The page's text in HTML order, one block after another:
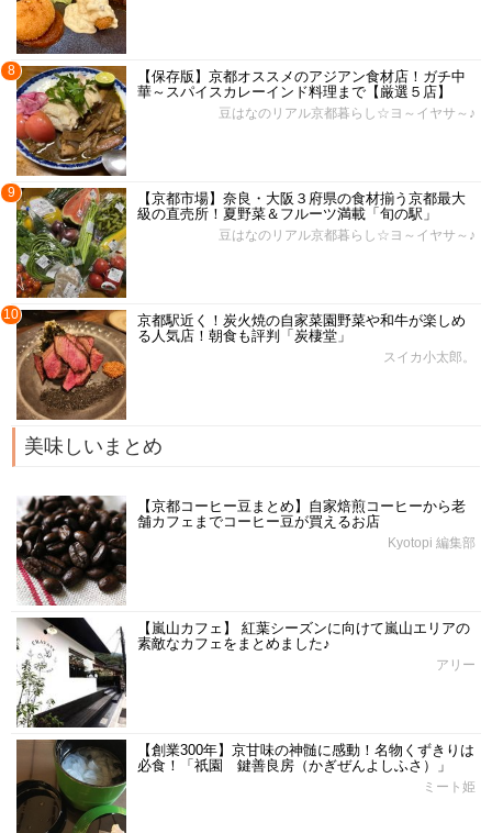
8
【保存版】京都オススメのアジアン食材店！ガチ中
華～スパイスカレーインド料理まで【厳選５店】
豆はなのリアル京都暮らし☆ヨ～イヤサ～♪
9
【京都市場】奈良・大阪３府県の食材揃う京都最大
級の直売所！夏野菜＆フルーツ満載「旬の駅」
豆はなのリアル京都暮らし☆ヨ～イヤサ～♪
10
京都駅近く！炭火焼の自家菜園野菜や和牛が楽しめ
る人気店！朝食も評判「炭棲堂」
スイカ小太郎。
美味しいまとめ
【京都コーヒー豆まとめ】自家焙煎コーヒーから老
舗カフェまでコーヒー豆が買えるお店
Kyotopi 編集部
【嵐山カフェ】 紅葉シーズンに向けて嵐山エリアの
素敵なカフェをまとめました♪
アリー
【創業300年】京甘味の神髄に感動！名物くずきりは
必食！「祇園 鍵善良房（かぎぜんよしふさ）」
ミート姫